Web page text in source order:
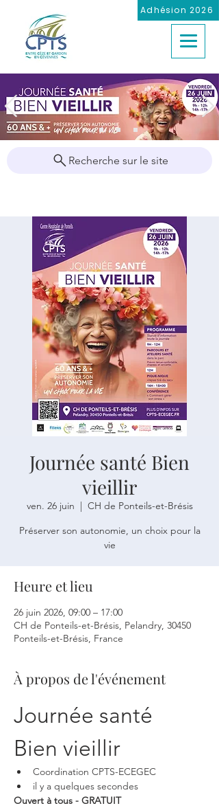
Adhésion 2026
Recherche sur le site
Journée santé Bien
vieillir
ven. 26 juin
  |
CH de Ponteils-et-Brésis
Préserver son autonomie, un choix pour la
vie
Heure et lieu
26 juin 2026, 09:00 – 17:00
CH de Ponteils-et-Brésis, Pelandry, 30450
Ponteils-et-Brésis, France
À propos de l'événement
Journée santé
Bien vieillir
Coordination CPTS-ECEGEC
il y a quelques secondes
Ouvert à tous - GRATUIT